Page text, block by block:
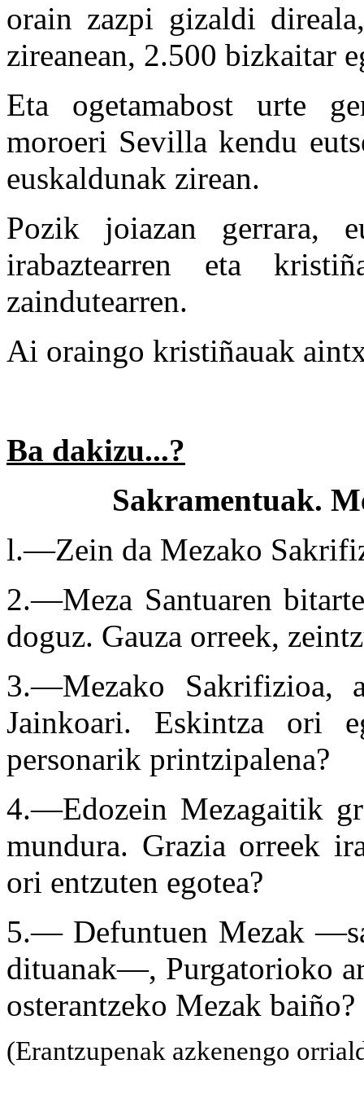
orain zazpi gizaldi
zireanean, 2.500 bizkaitar
Eta ogetamabost urte
moroeri Sevilla kendu
euskaldunak zirean.
Pozik joiazan gerrara,
irabaztearren eta
zaindutearren.
Ai oraingo kristiñauak
Ba dakizu...?
Sakramentuak.
l.—Zein da Mezako
2.—Meza Santuaren
doguz. Gauza orreek,
3.—Mezako Sakrifizioa,
Jainkoari. Eskintza ori
personarik printzipalena?
4.—Edozein Mezagaitik
mundura. Grazia orreek
ori entzuten egotea?
5.— Defuntuen Mezak
dituanak—, Purgatorioko
osterantzeko Mezak baiño?
(Erantzupenak azkenengo